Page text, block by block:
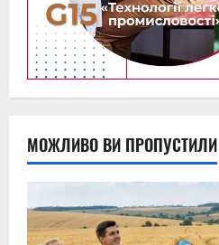
МОЖЛИВО ВИ ПРОПУСТИЛИ